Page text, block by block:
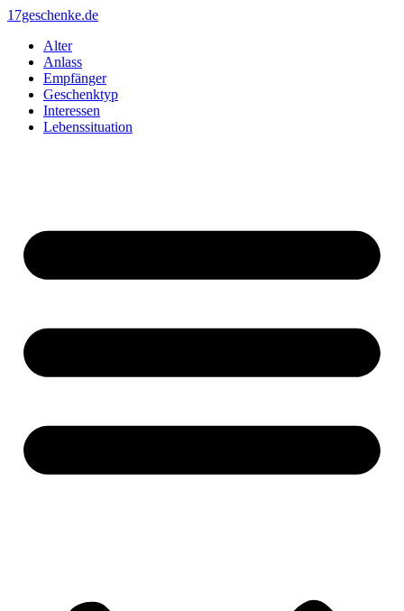
Zum
springen
17geschenke.de
Alter
Anlass
Empfänger
Geschenktyp
Interessen
Lebenssituation